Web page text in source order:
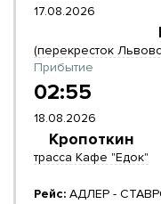
17.08.2026
(перекресток
Прибытие
02:55
18.08.2026
Кропоткин
трасса Кафе "Едок"
Рейс: АДЛЕР -